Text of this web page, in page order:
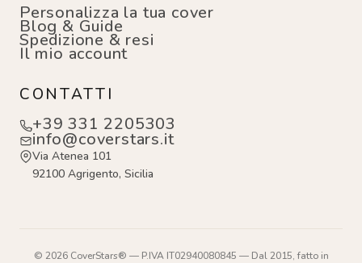
Personalizza la tua cover
Blog & Guide
Spedizione & resi
Il mio account
CONTATTI
+39 331 2205303
info@coverstars.it
Via Atenea 101
92100 Agrigento, Sicilia
© 2026 CoverStars® — P.IVA IT02940080845 — Dal 2015, fatto in